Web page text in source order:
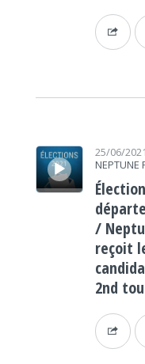
Lecteur audio 25/06/2021
NEPTUNE
/
reçoit
2nd